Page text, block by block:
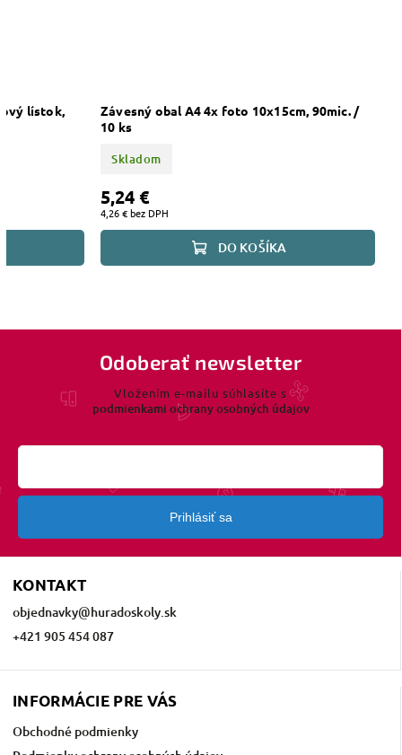
lístok,
Závesný obal A4 4x foto 10x15cm, 90mic. /
10 ks
Skladom
4,26 € bez DPH
5,24 €
DO KOŠÍKA
KONTAKT
objednavky@huradoskoly.sk
+421 905 454 087
INFORMÁCIE PRE VÁS
Obchodné podmienky
Odoberať newsletter
Vložením e-mailu súhlasíte s
podmienkami ochrany osobných údajov
Prihlásiť sa